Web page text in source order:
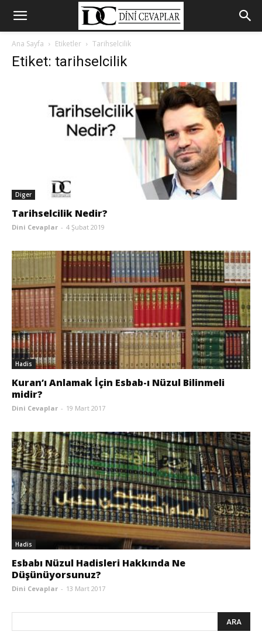
Ana Sayfa Etiketler Tarihselcilik
Etiket: tarihselcilik
Diger
Tarihselcilik Nedir?
Dini Cevaplar - 4 Şubat 2019
Hadis
Kuran’ı Anlamak İçin Esbab-ı Nüzul Bilinmeli
midir?
Dini Cevaplar - 19 Mart 2017
Hadis
Esbabı Nüzul Hadisleri Hakkında Ne
Düşünüyorsunuz?
Dini Cevaplar - 13 Mart 2017